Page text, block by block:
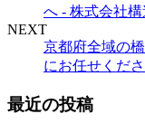
へ - 株式会社
NEXT
京都府全域の
にお任せくだ
最近の投稿